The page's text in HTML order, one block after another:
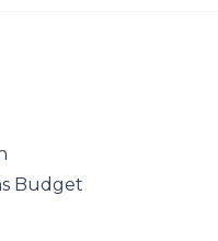
Budget